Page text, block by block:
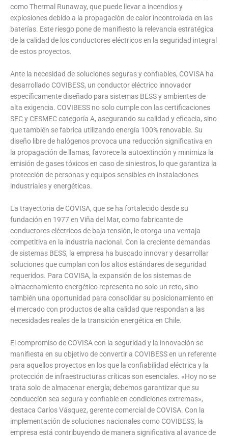
como Thermal Runaway, que puede llevar a incendios y
explosiones debido a la propagación de calor incontrolada en las
baterías. Este riesgo pone de manifiesto la relevancia estratégica
de la calidad de los conductores eléctricos en la seguridad integral
de estos proyectos.
Ante la necesidad de soluciones seguras y confiables, COVISA ha
desarrollado COVIBESS, un conductor eléctrico innovador
específicamente diseñado para sistemas BESS y ambientes de
alta exigencia. COVIBESS no solo cumple con las certificaciones
SEC y CESMEC categoría A, asegurando su calidad y eficacia, sino
que también se fabrica utilizando energía 100% renovable. Su
diseño libre de halógenos provoca una reducción significativa en
la propagación de llamas, favorece la autoextinción y minimiza la
emisión de gases tóxicos en caso de siniestros, lo que garantiza la
protección de personas y equipos sensibles en instalaciones
industriales y energéticas.
La trayectoria de COVISA, que se ha fortalecido desde su
fundación en 1977 en Viña del Mar, como fabricante de
conductores eléctricos de baja tensión, le otorga una ventaja
competitiva en la industria nacional. Con la creciente demandas
de sistemas BESS, la empresa ha buscado innovar y desarrollar
soluciones que cumplan con los altos estándares de seguridad
requeridos. Para COVISA, la expansión de los sistemas de
almacenamiento energético representa no solo un reto, sino
también una oportunidad para consolidar su posicionamiento en
el mercado con productos de alta calidad que respondan a las
necesidades reales de la transición energética en Chile.
El compromiso de COVISA con la seguridad y la innovación se
manifiesta en su objetivo de convertir a COVIBESS en un referente
para aquellos proyectos en los que la confiabilidad eléctrica y la
protección de infraestructuras críticas son esenciales. «Hoy no se
trata solo de almacenar energía; debemos garantizar que su
conducción sea segura y confiable en condiciones extremas»,
destaca Carlos Vásquez, gerente comercial de COVISA. Con la
implementación de soluciones nacionales como COVIBESS, la
empresa está contribuyendo de manera significativa al avance de